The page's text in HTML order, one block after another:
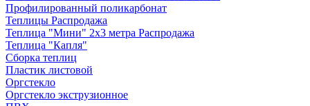
Профилированный поликарбонат
Теплицы Распродажа
Теплица "Мини" 2х3 метра Распродажа
Теплица "Капля"
Сборка теплиц
Пластик листовой
Оргстекло
Оргстекло экструзионное